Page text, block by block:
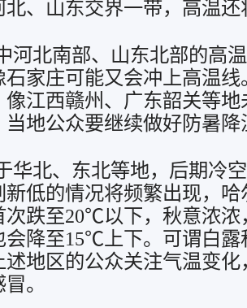
北、山东交界一带，高温还
河北南部、山东北部的高
石家庄可能又会冲上高温
像江西赣州、广东韶关等
当地公众要继续做好防暑降
华北、东北等地，后期冷
新低的情况将频繁出现，哈
次跌至20℃以下，秋意浓浓
会降至15℃上下。可谓白露
述地区的公众关注气温变
。